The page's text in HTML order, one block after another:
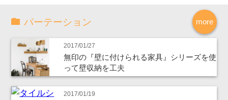
more
パーテーション
2017/01/27
無印の『壁に付けられる家具』シリーズを使
って壁収納を工夫
2017/01/19